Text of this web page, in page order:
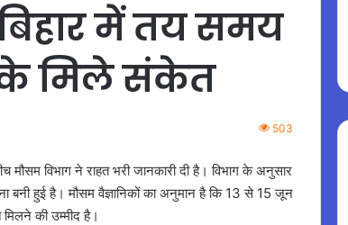
में तय समय
मिले संकेत
503
मौसम विभाग ने राहत भरी जानकारी दी है। विभाग के अनुसार
बनी हुई है। मौसम वैज्ञानिकों का अनुमान है कि 13 से 15 जून
की उम्मीद है।